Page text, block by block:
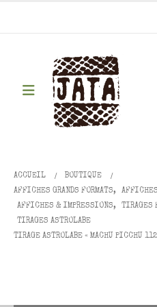
ACCUEIL
BOUTIQUE
AFFICHES GRANDS FORMATS,
AFFICHES & IMPRESSIONS, TIRAGES
TIRAGES ASTROLABE
TIRAGE ASTROLABE « MACHU PICCHU